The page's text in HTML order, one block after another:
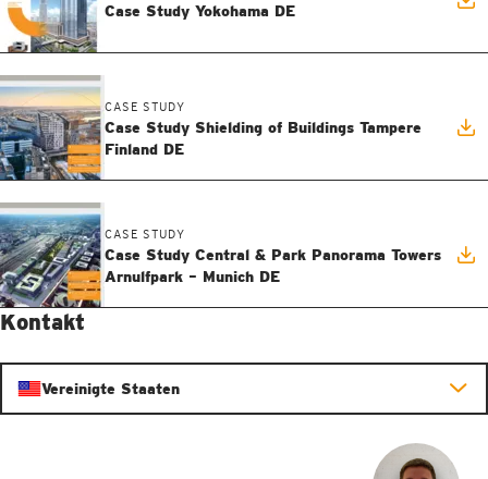
Case Study Yokohama DE
CASE STUDY
Case Study Shielding of Buildings Tampere
Finland DE
CASE STUDY
Case Study Central & Park Panorama Towers
Arnulfpark – Munich DE
Kontakt
Vereinigte Staaten